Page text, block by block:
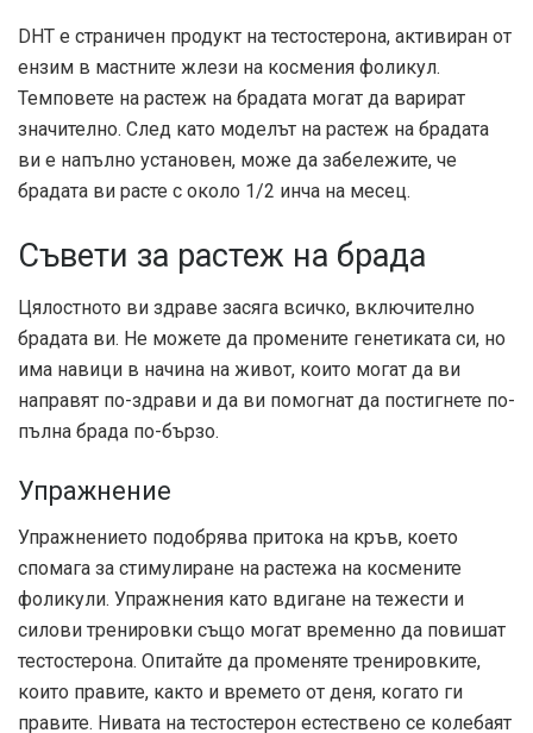
DHT е страничен продукт на тестостерона, активиран от
ензим в мастните жлези на космения фоликул.
Темповете на растеж на брадата могат да варират
значително. След като моделът на растеж на брадата
ви е напълно установен, може да забележите, че
брадата ви расте с около 1/2 инча на месец.
Съвети за растеж на брада
Цялостното ви здраве засяга всичко, включително
брадата ви. Не можете да промените генетиката си, но
има навици в начина на живот, които могат да ви
направят по-здрави и да ви помогнат да постигнете по-
пълна брада по-бързо.
Упражнение
Упражнението подобрява притока на кръв, което
спомага за стимулиране на растежа на космените
фоликули. Упражнения като вдигане на тежести и
силови тренировки също могат временно да повишат
тестостерона. Опитайте да променяте тренировките,
които правите, както и времето от деня, когато ги
правите. Нивата на тестостерон естествено се колебаят